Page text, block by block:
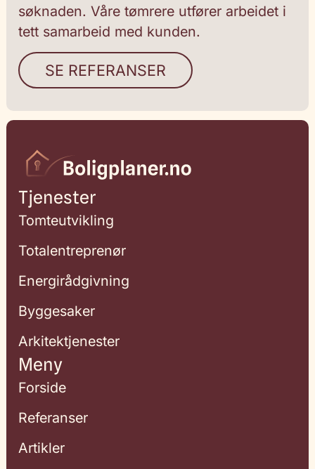
søknaden. Våre tømrere utfører arbeidet i
tett samarbeid med kunden.
SE REFERANSER
Meny
Forside
Referanser
Artikler
Tjenester
Tomteutvikling
Totalentreprenør
Energirådgivning
Byggesaker
Arkitektjenester